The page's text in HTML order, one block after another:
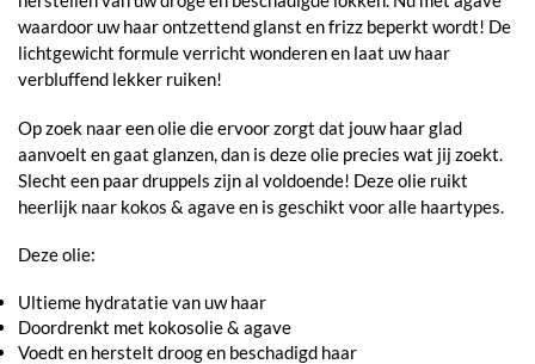
waardoor uw haar ontzettend glanst en frizz beperkt wordt! De
lichtgewicht formule verricht wonderen en laat uw haar
verbluffend lekker ruiken!
Op zoek naar een olie die ervoor zorgt dat jouw haar glad
aanvoelt en gaat glanzen, dan is deze olie precies wat jij zoekt.
Slecht een paar druppels zijn al voldoende! Deze olie ruikt
heerlijk naar kokos & agave en is geschikt voor alle haartypes.
Deze olie:
Ultieme hydratatie van uw haar
Doordrenkt met kokosolie & agave
Voedt en herstelt droog en beschadigd haar